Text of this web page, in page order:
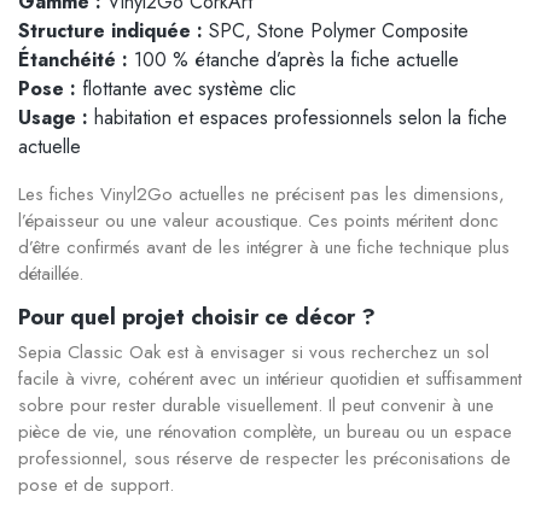
Structure indiquée : SPC, Stone Polymer Composite
Étanchéité : 100 % étanche d’après la fiche actuelle
Pose : flottante avec système clic
Usage : habitation et espaces professionnels selon la fiche
actuelle
Les fiches Vinyl2Go actuelles ne précisent pas les dimensions,
l’épaisseur ou une valeur acoustique. Ces points méritent donc
d’être confirmés avant de les intégrer à une fiche technique plus
détaillée.
Pour quel projet choisir ce décor ?
Sepia Classic Oak est à envisager si vous recherchez un sol
facile à vivre, cohérent avec un intérieur quotidien et suffisamment
sobre pour rester durable visuellement. Il peut convenir à une
pièce de vie, une rénovation complète, un bureau ou un espace
professionnel, sous réserve de respecter les préconisations de
pose et de support.